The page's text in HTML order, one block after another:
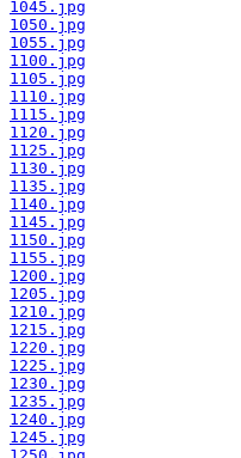
1045.jpg
1050.jpg
1055.jpg
1100.jpg
1105.jpg
1110.jpg
1115.jpg
1120.jpg
1125.jpg
1130.jpg
1135.jpg
1140.jpg
1145.jpg
1150.jpg
1155.jpg
1200.jpg
1205.jpg
1210.jpg
1215.jpg
1220.jpg
1225.jpg
1230.jpg
1235.jpg
1240.jpg
1245.jpg